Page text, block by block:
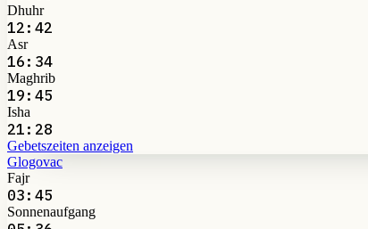
Dhuhr
12:42
Asr
16:34
Maghrib
19:45
Isha
21:28
Gebetszeiten anzeigen
Glogovac
Fajr
03:45
Sonnenaufgang